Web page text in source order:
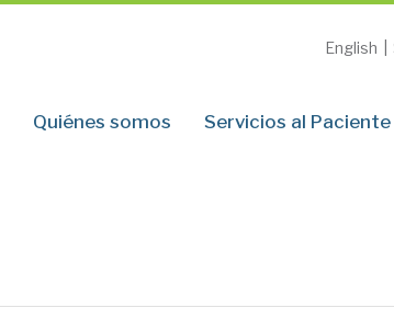
English
Quiénes somos Servicios al Paciente